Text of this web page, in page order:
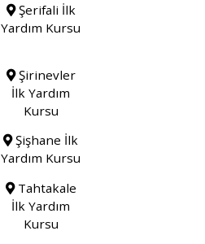
Şerifali İlk
Yardım Kursu
Şirinevler
İlk Yardım
Kursu
Şişhane İlk
Yardım Kursu
Tahtakale
İlk Yardım
Kursu